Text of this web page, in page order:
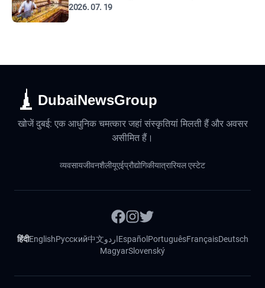
2026. 07. 19
DubaiNewsGroup
खोजें दुबई: एक आधुनिक चमत्कार जहां संस्कृतियां मिलती हैं और अवसर
असीमित हैं।
व्यवसायजीवनशैलीयूएईप्रौद्योगिकीयात्रारियल एस्टेट
हिंदीEnglishРусский中文اردوEspañol PortuguêsFrançaisDeutsch
MagyarSlovenský